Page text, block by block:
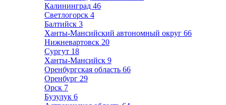
Калининград 46
Светлогорск 4
Балтийск 3
Ханты-Мансийский автономный округ 66
Нижневартовск 20
Сургут 18
Ханты-Мансийск 9
Оренбургская область 66
Оренбург 29
Орск 7
Бузулук 6